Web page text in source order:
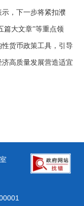
，下一步将紧扣濮
篇大文章”等重点领
货币政策工具，引导
高质量发展营造适宜